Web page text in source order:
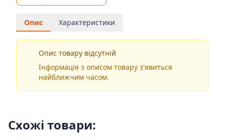
Опис Характеристики
Опис товару відсутній
Інформація з описом товару з'явиться
найближчим часом.
Схожі товари: